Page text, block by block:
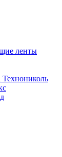
ленты
Технониколь